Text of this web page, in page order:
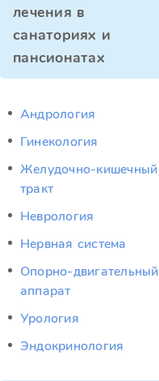
лечения в
санаториях и
пансионатах
Андрология
Гинекология
Желудочно-кишечный
тракт
Неврология
Нервная система
Опорно-двигательный
аппарат
Урология
Эндокринология